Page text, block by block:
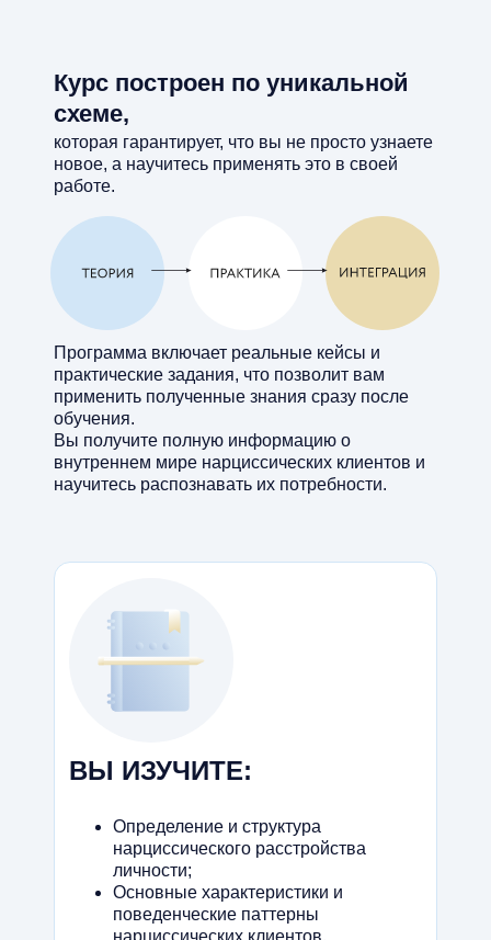
Программа включает реальные кейсы и
практические задания, что позволит вам
применить полученные знания сразу после
обучения.
Вы получите полную информацию о
внутреннем мире нарциссических клиентов и
научитесь распознавать их потребности.
которая гарантирует, что вы не просто узнаете
новое, а научитесь применять это в своей
работе.
Курс построен по уникальной
схеме,
Определение и структура
нарциссического расстройства
личности;
Основные характеристики и
поведенческие паттерны
нарциссических клиентов.
ВЫ ИЗУЧИТЕ: